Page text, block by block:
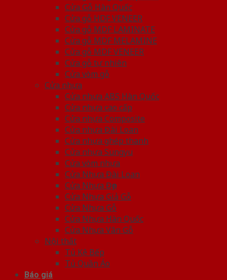
Cửa Gỗ Hàn Quốc
Cửa gỗ HDF VENEER
Cửa gỗ MDF LAMINATE
Cửa gỗ MDF MELAMINE
Cửa gỗ MDF VENEER
Cửa gỗ tự nhiên
Cửa vòm gỗ
Cửa nhựa
Cửa nhựa ABS Hàn Quốc
Cửa nhựa cao cấp
Cửa nhựa Composite
Cửa nhựa Đài Loan
Cửa nhựa ghép thanh
Cửa nhựa Sungyu
Cửa vòm nhựa
Cửa Nhựa Đài Loan
Cửa Nhựa Đẹp
Cửa Nhựa Giả Gỗ
Cửa Nhựa Gỗ
Cửa Nhựa Hàn Quốc
Cửa Nhựa Vân Gỗ
Nội thất
Tủ Kệ Bếp
Tủ Quần Áo
Báo giá